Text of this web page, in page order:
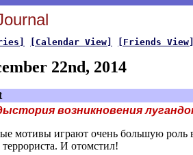
[Calendar View] [Friends View]
22nd, 2014
возникновения
мотивы играют очень большую роль в
террориста. И отомстил!